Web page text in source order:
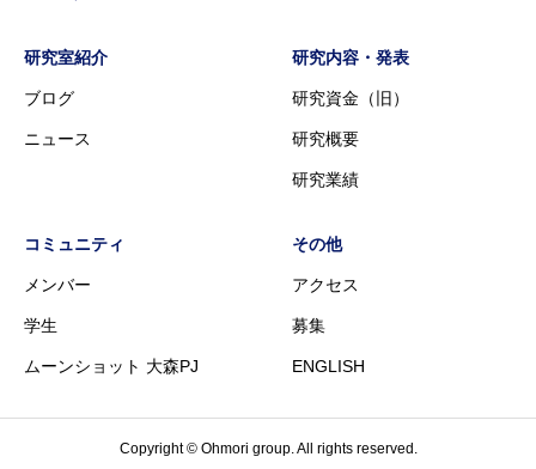
研究室紹介
ブログ
ニュース
研究内容・発表
研究資金（旧）
研究概要
研究業績
コミュニティ
メンバー
学生
ムーンショット 大森PJ
その他
アクセス
募集
ENGLISH
Copyright © Ohmori group. All rights reserved.